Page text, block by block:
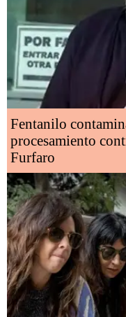
Fentanilo
procesamiento
Furfaro